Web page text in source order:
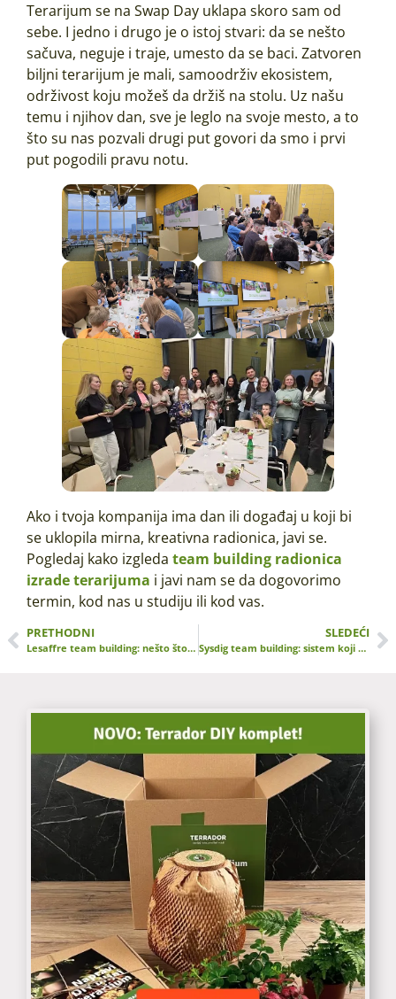
Terarijum se na Swap Day uklapa skoro sam od
sebe. I jedno i drugo je o istoj stvari: da se nešto
sačuva, neguje i traje, umesto da se baci. Zatvoren
biljni terarijum je mali, samoodrživ ekosistem,
održivost koju možeš da držiš na stolu. Uz našu
temu i njihov dan, sve je leglo na svoje mesto, a to
što su nas pozvali drugi put govori da smo i prvi
put pogodili pravu notu.
Ako i tvoja kompanija ima dan ili događaj u koji bi
se uklopila mirna, kreativna radionica, javi se.
Pogledaj kako izgleda team building radionica
izrade terarijuma i javi nam se da dogovorimo
termin, kod nas u studiju ili kod vas.
PRETHODNI
Lesaffre team building: nešto što raste
SLEDEĆI
Sysdig team building: sistem koji ne diže alarm